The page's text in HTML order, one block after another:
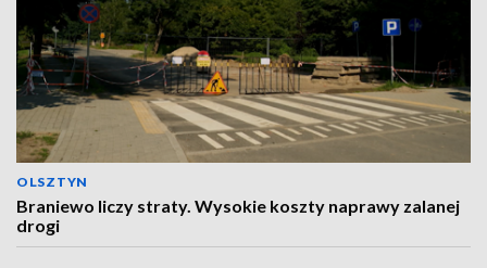
OLSZTYN
Braniewo liczy straty. Wysokie koszty naprawy zalanej
drogi